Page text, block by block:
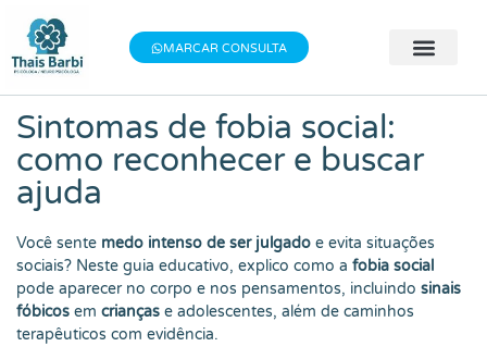
Baixe meu E-book gratuito "3 Técnicas do
Bem-estar"!
MARCAR CONSULTA
Sintomas de fobia social:
como reconhecer e buscar
ajuda
Você sente medo intenso de ser julgado e evita situações
sociais? Neste guia educativo, explico como a fobia social
pode aparecer no corpo e nos pensamentos, incluindo sinais
fóbicos em crianças e adolescentes, além de caminhos
terapêuticos com evidência.